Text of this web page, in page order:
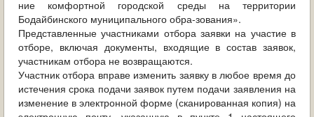
ние комфортной городской среды на территории
Бодайбинского муниципального обра-зования».
Представленные участниками отбора заявки на участие в
отборе, включая документы, входящие в состав заявок,
участникам отбора не возвращаются.
Участник отбора вправе изменить заявку в любое время до
истечения срока подачи заявок путем подачи заявления на
изменение в электронной форме (сканированная копия) на